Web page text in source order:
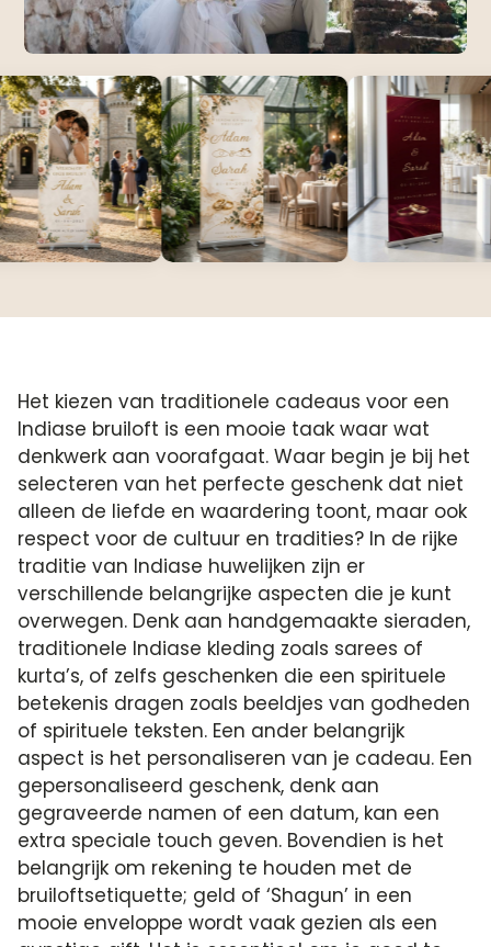
Het kiezen van traditionele cadeaus voor een
Indiase bruiloft is een mooie taak waar wat
denkwerk aan voorafgaat. Waar begin je bij het
selecteren van het perfecte geschenk dat niet
alleen de liefde en waardering toont, maar ook
respect voor de cultuur en tradities? In de rijke
traditie van Indiase huwelijken zijn er
verschillende belangrijke aspecten die je kunt
overwegen. Denk aan handgemaakte sieraden,
traditionele Indiase kleding zoals sarees of
kurta’s, of zelfs geschenken die een spirituele
betekenis dragen zoals beeldjes van godheden
of spirituele teksten. Een ander belangrijk
aspect is het personaliseren van je cadeau. Een
gepersonaliseerd geschenk, denk aan
gegraveerde namen of een datum, kan een
extra speciale touch geven. Bovendien is het
belangrijk om rekening te houden met de
bruiloftsetiquette; geld of ‘Shagun’ in een
mooie enveloppe wordt vaak gezien als een